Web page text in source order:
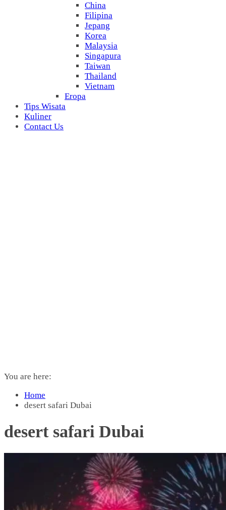
China
Filipina
Jepang
Korea
Malaysia
Singapura
Taiwan
Thailand
Vietnam
Eropa
Tips Wisata
Kuliner
Contact Us
You are here:
Home
desert safari Dubai
desert safari Dubai